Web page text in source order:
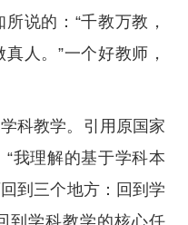
说的：“千教万教，
人。”一个好教师，
科教学。引用原国家
我理解的基于学科本
到三个地方：回到学
到学科教学的核心任